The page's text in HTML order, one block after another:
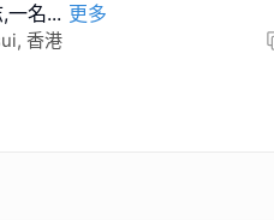
一名... 更多
香港